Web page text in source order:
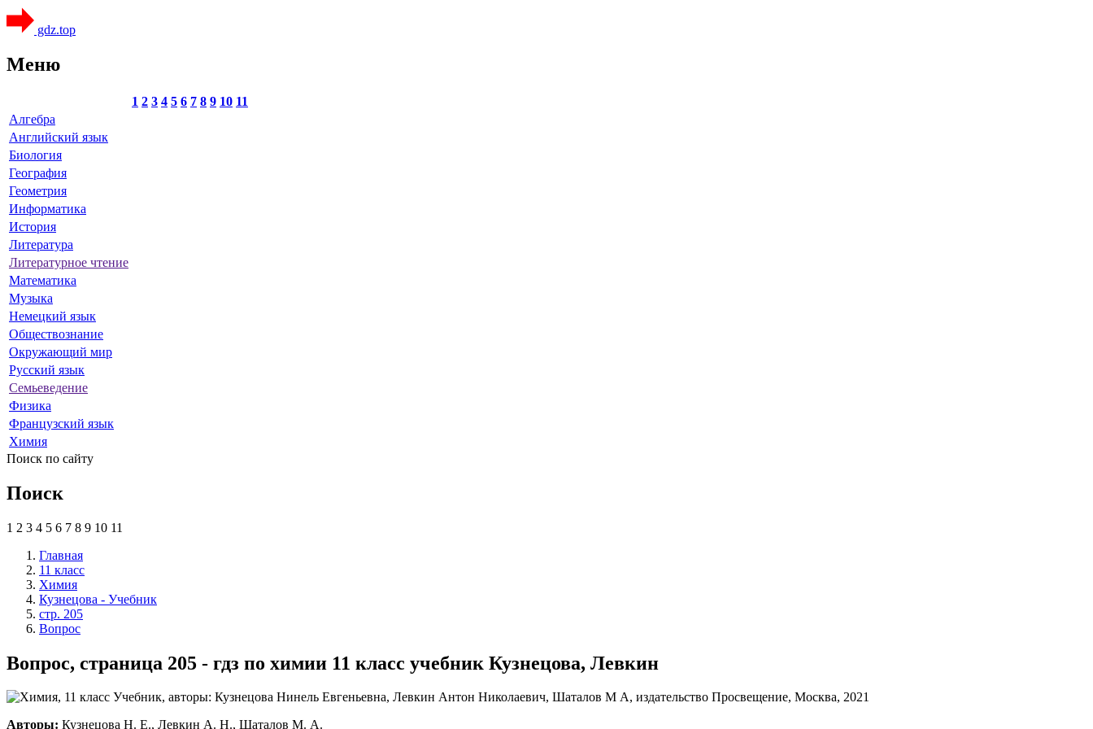
gdz.top
Меню
1 2 3 4 5 6 7 8 9 10 11
Алгебра
Английский язык
Биология
География
Геометрия
Информатика
История
Литература
Литературное чтение
Математика
Музыка
Немецкий язык
Обществознание
Окружающий мир
Русский язык
Семьеведение
Физика
Французский язык
Химия
Поиск по сайту
Поиск
1 2 3 4 5 6 7 8 9 10 11
Главная
11 класс
Химия
Кузнецова - Учебник
стр. 205
Вопрос
Вопрос, страница 205 - гдз по химии 11 класс учебник Кузнецова, Левкин
Авторы: Кузнецова Н. Е., Левкин А. Н., Шаталов М. А.